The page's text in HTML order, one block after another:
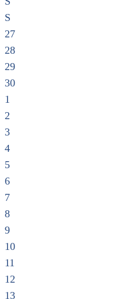
S
27
28
29
30
1
2
3
4
5
6
7
8
9
10
11
12
13